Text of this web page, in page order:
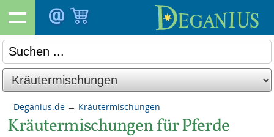
Deganius.de → Kräutermischungen
Kräutermischungen für Pferde